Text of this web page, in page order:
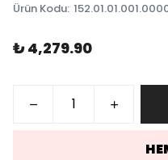
Ürün Kodu:
₺ 4,279.90